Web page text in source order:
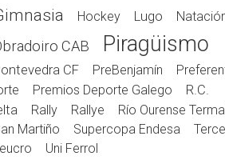
Hockey Lugo
CAB Piragüismo
CF PreBenjamín
Premios Deporte Galego
R.C.
Rally Rallye
Río Ourense
Martiño
Supercopa Endesa
Uni Ferrol